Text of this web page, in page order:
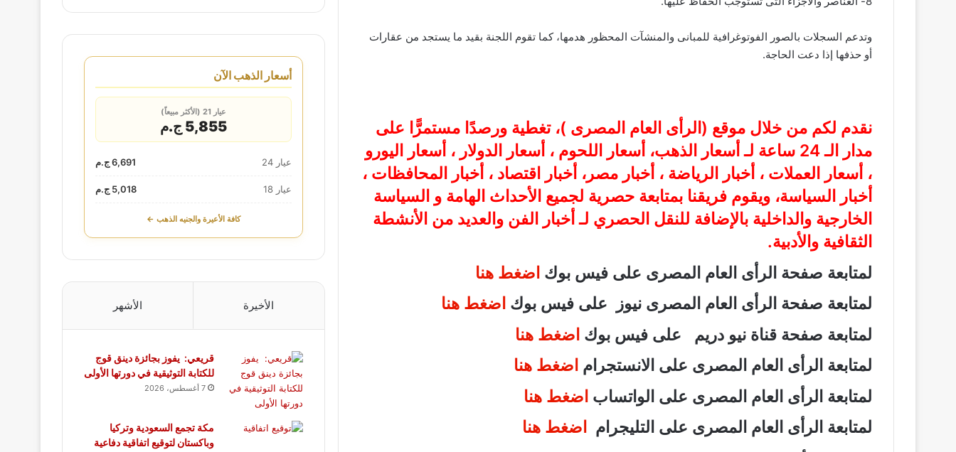
وتدعم السجلات بالصور الفوتوغرافية للمبانى والمنشآت المحظور هدمها، كما تقوم اللجنة بقيد ما يستجد من عقارات
أو حذفها إذا دعت الحاجة.
نقدم لكم من خلال موقع ( الرأى العام المصرى )، تغطية ورصدًا مستمرًّا على
مدار الـ 24 ساعة لـ أسعار الذهب، أسعار اللحوم ، أسعار الدولار ، أسعار اليورو
، أسعار العملات ، أخبار الرياضة ، أخبار مصر، أخبار اقتصاد ، أخبار المحافظات ،
أخبار السياسة، ويقوم فريقنا بمتابعة حصرية لجميع الأحداث الهامة و السياسة
الخارجية والداخلية بالإضافة للنقل الحصري لـ أخبار الفن والعديد من الأنشطة
الثقافية والأدبية.
لمتابعة صفحة الرأى العام المصرى على فيس بوك اضغط هنا
لمتابعة صفحة الرأى العام المصرى نيوز على فيس بوك اضغط هنا
لمتابعة صفحة قناة نيو دريم على فيس بوك اضغط هنا
لمتابعة الرأى العام المصرى على الانستجرام اضغط هنا
لمتابعة الرأى العام المصرى على الواتساب اضغط هنا
لمتابعة الرأى العام المصرى على التليجرام
اضغط هنا
أسعار الذهب الآن
عيار 21 (الأكثر مبيعاً)
5,855 ج.م
عيار 24 6,691 ج.م
عيار 18 5,018 ج.م
كافة الأعيرة والجنيه الذهب ←
الأخيرة الأشهر
قريعي: يفوز بجائزة دينق قوج
للكتابة التوثيقية في دورتها الأولى
7 أغسطس، 2026
مكة تجمع السعودية وتركيا
وباكستان لتوقيع اتفاقية دفاعية